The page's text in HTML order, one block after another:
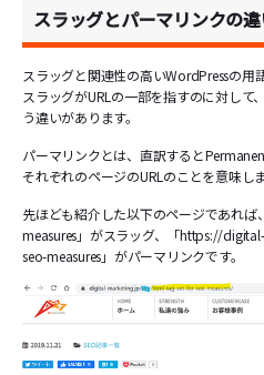
スラッグとパーマリンクの
スラッグと関連性の高いWordPressの用
スラッグがURLの一部を指すのに対して
う違いがあります。
パーマリンクとは、直訳すると
それぞれのページのURLのことを意味しま
先ほども紹介した以下のページであれ
measures」がスラッグ、「https://
seo-measures」がパーマリンクです。